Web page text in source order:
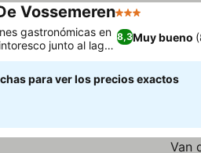
Vossemeren3 Estrellas
8,3Muy bueno
gastronómicas en
junto al lago
para ver los precios exactos